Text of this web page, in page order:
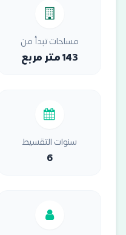
مساحات تبدأ من
143 متر مربع
سنوات التقسيط
6